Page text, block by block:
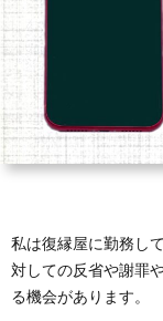
私は復縁屋に勤務し
対しての反省や謝罪
る機会があります。